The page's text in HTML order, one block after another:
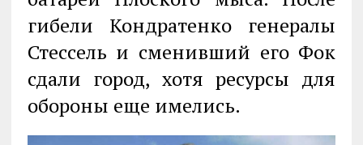
гибели Кондратенко генералы
Стессель и сменивший его Фок
сдали город, хотя ресурсы для
обороны еще имелись.